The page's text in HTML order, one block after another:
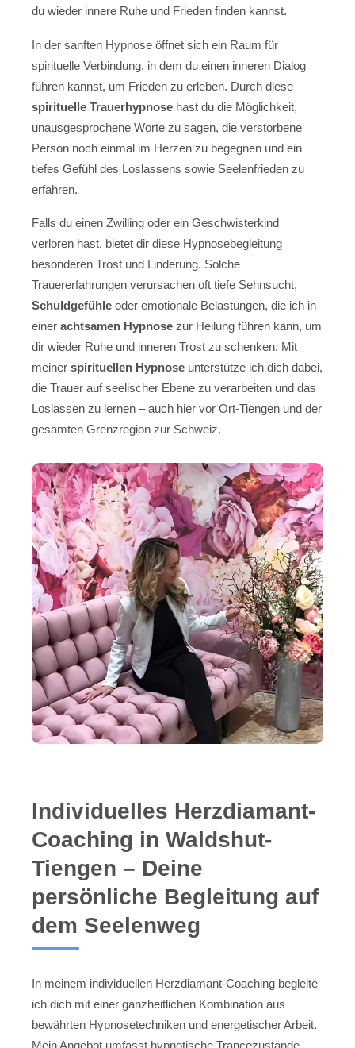
du wieder innere Ruhe und Frieden finden kannst.
In der sanften Hypnose öffnet sich ein Raum für
spirituelle Verbindung, in dem du einen inneren Dialog
führen kannst, um Frieden zu erleben. Durch diese
spirituelle Trauerhypnose hast du die Möglichkeit,
unausgesprochene Worte zu sagen, die verstorbene
Person noch einmal im Herzen zu begegnen und ein
tiefes Gefühl des Loslassens sowie Seelenfrieden zu
erfahren.
Falls du einen Zwilling oder ein Geschwisterkind
verloren hast, bietet dir diese Hypnosebegleitung
besonderen Trost und Linderung. Solche
Trauererfahrungen verursachen oft tiefe Sehnsucht,
Schuldgefühle oder emotionale Belastungen, die ich in
einer achtsamen Hypnose zur Heilung führen kann, um
dir wieder Ruhe und inneren Trost zu schenken. Mit
meiner spirituellen Hypnose unterstütze ich dich dabei,
die Trauer auf seelischer Ebene zu verarbeiten und das
Loslassen zu lernen – auch hier vor Ort-Tiengen und der
gesamten Grenzregion zur Schweiz.
Individuelles Herzdiamant-
Coaching in Waldshut-
Tiengen – Deine
persönliche Begleitung auf
dem Seelenweg
In meinem individuellen Herzdiamant-Coaching begleite
ich dich mit einer ganzheitlichen Kombination aus
bewährten Hypnosetechniken und energetischer Arbeit.